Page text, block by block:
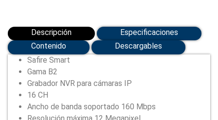
Descripción
Especificaciones
Contenido
Descargables
Safire Smart
Gama B2
Grabador NVR para cámaras IP
16 CH
Ancho de banda soportado 160 Mbps